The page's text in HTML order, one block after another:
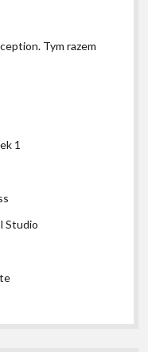
Tym razem
1
Studio